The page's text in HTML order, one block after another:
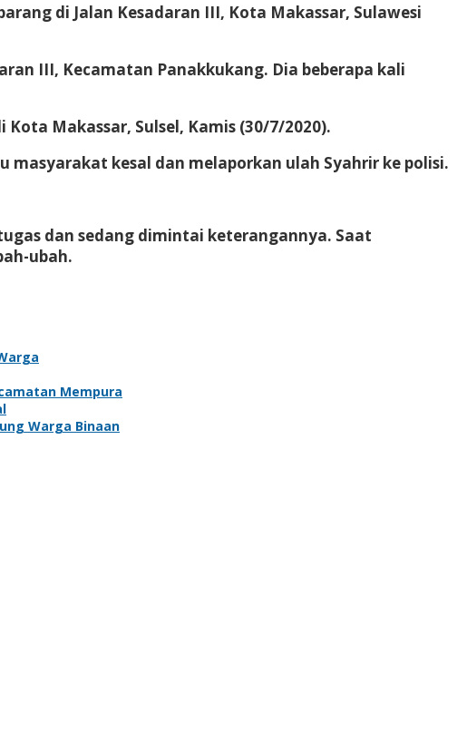
di Jalan Kesadaran III, Kota Makassar, Sulawesi
III, Kecamatan Panakkukang. Dia beberapa kali
Makassar, Sulsel, Kamis (30/7/2020).
kesal dan melaporkan ulah Syahrir ke polisi.
dan sedang dimintai keterangannya. Saat
ubah.
Mempura
Warga Binaan